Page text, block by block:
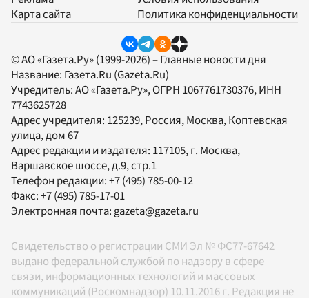
Карта сайта
Политика конфиденциальности
© АО «Газета.Ру» (1999-2026) – Главные новости дня
Название: Газета.Ru (Gazeta.Ru)
Учредитель:АО «Газета.Ру», ОГРН 1067761730376, ИНН
7743625728
Адрес учредителя: 125239, Россия, Москва, Коптевская
улица, дом 67
Адрес редакции и издателя: 117105, г. Москва,
Варшавское шоссе, д.9, стр.1
Телефон редакции:+7 (495) 785-00-12
Факс:+7 (495) 785-17-01
Электронная почта:gazeta@gazeta.ru
Свидетельство о регистрации СМИ Эл № ФС77-67642
выдано федеральной службой по надзору в сфере
связи, информационных технологий и массовых
коммуникаций (Роскомнадзор) 10.11.2016 г. Редакция не